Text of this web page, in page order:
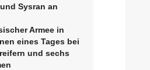
Sysran an
Armee in
eines Tages bei
und sechs